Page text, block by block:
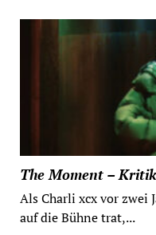
The Moment – Kritik
Als Charli xcx vor zwei
auf die Bühne trat,...